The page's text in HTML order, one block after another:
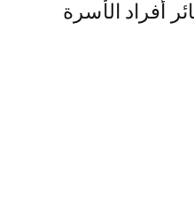
أفراد الأسرة